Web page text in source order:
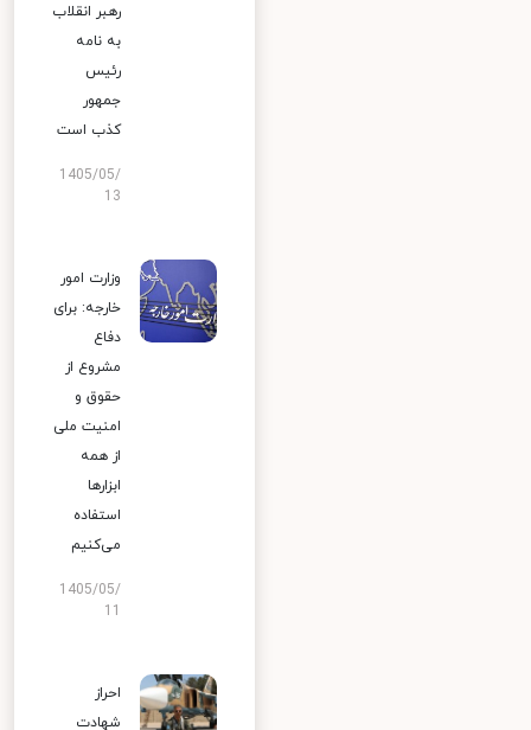
رهبر انقلاب
به نامه
رئیس
جمهور
کذب است
1405/05/
13
وزارت امور
خارجه: برای
دفاع
مشروع از
حقوق و
امنیت ملی
از همه
ابزارها
استفاده
می‌کنیم
1405/05/
احراز
شهادت